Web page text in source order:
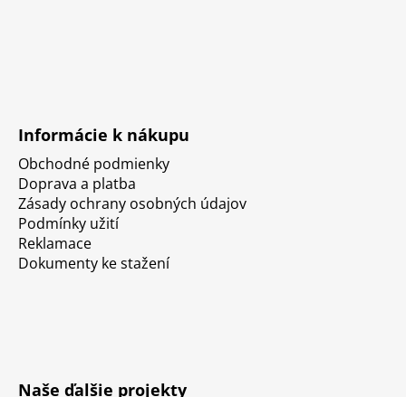
Informácie k nákupu
Obchodné podmienky
Doprava a platba
Zásady ochrany osobných údajov
Podmínky užití
Reklamace
Dokumenty ke stažení
Naše ďalšie projekty